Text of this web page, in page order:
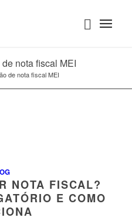
nota fiscal MEI
de nota fiscal MEI
NOTA FISCAL?
E COMO